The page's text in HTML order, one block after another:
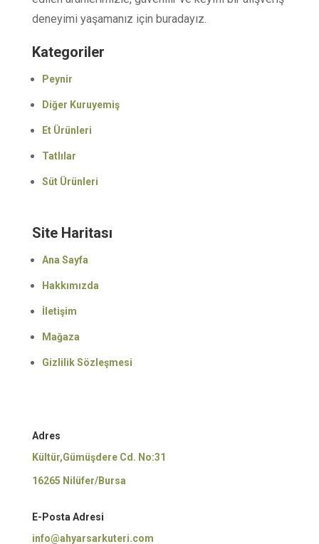
deneyimi yaşamanız için buradayız.
Kategoriler
Peynir
Diğer Kuruyemiş
Et Ürünleri
Tatlılar
Süt Ürünleri
Site Haritası
Ana Sayfa
Hakkımızda
İletişim
Mağaza
Gizlilik Sözleşmesi
Adres
Kültür,Gümüşdere Cd. No:31
16265 Nilüfer/Bursa
E-Posta Adresi
info@ahyarsarkuteri.com